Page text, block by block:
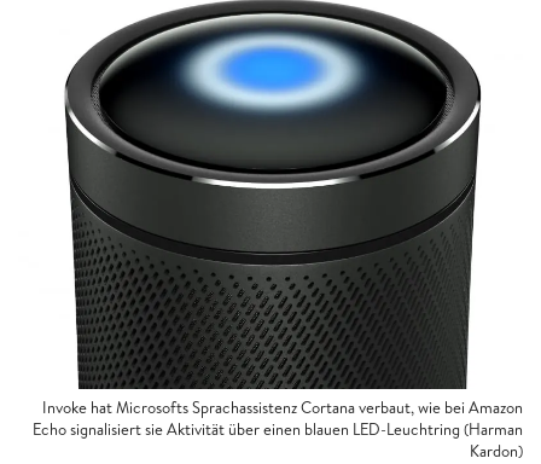
Invoke hat Microsofts Sprachassistenz Cortana verbaut, wie bei Amazon
Echo signalisiert sie Aktivität über einen blauen LED-Leuchtring (Harman
Kardon)